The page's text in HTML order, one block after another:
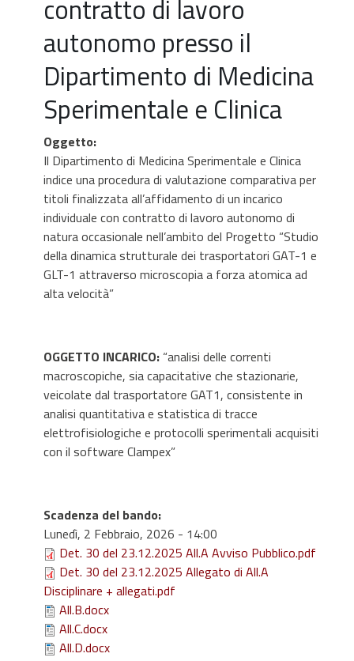
contratto di lavoro
autonomo presso il
Dipartimento di Medicina
Sperimentale e Clinica
Oggetto:
Il Dipartimento di Medicina Sperimentale e Clinica
indice una procedura di valutazione comparativa per
titoli finalizzata all’affidamento di un incarico
individuale con contratto di lavoro autonomo di
natura occasionale nell’ambito del Progetto “Studio
della dinamica strutturale dei trasportatori GAT-1 e
GLT-1 attraverso microscopia a forza atomica ad
alta velocità”
OGGETTO INCARICO: “analisi delle correnti
macroscopiche, sia capacitative che stazionarie,
veicolate dal trasportatore GAT1, consistente in
analisi quantitativa e statistica di tracce
elettrofisiologiche e protocolli sperimentali acquisiti
con il software Clampex”
Scadenza del bando:
Lunedì, 2 Febbraio, 2026 - 14:00
Det. 30 del 23.12.2025 All.A Avviso Pubblico.pdf
Det. 30 del 23.12.2025 Allegato di All.A
Disciplinare + allegati.pdf
All.B.docx
All.C.docx
All.D.docx